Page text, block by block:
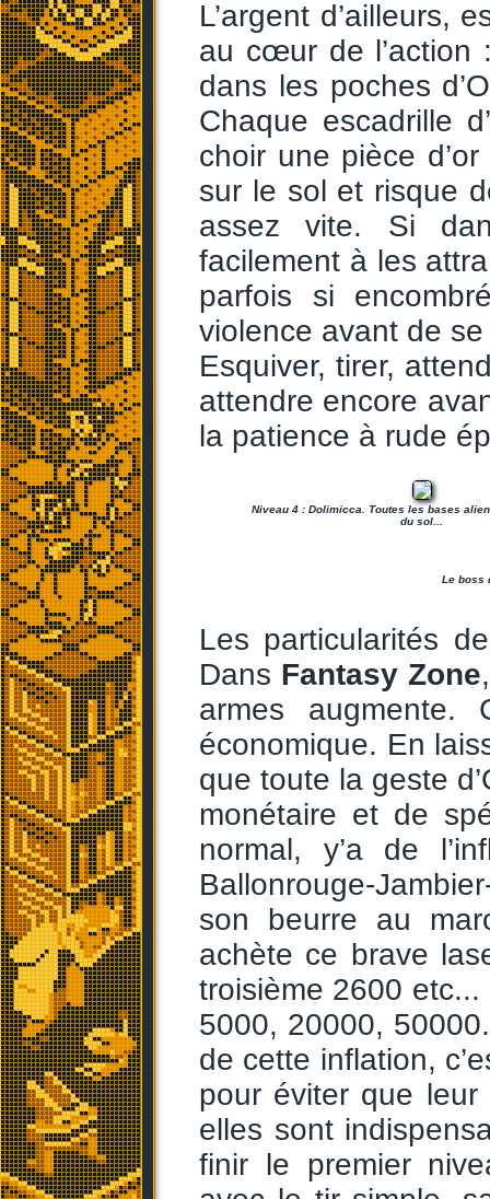
L’argent d’ailleurs,
au cœur de l’action
dans les poches
Chaque escadrille
choir une pièce
sur le sol et risque
assez vite. Si
facilement à les
parfois si
violence avant de
Esquiver, tirer,
attendre encore
la patience à rude
Niveau 4 : Dolimicca. Toutes les bases
du sol...
Le boss
Les particularités
Dans Fantasy Zone
armes augmente.
économique. En
que toute la geste
monétaire et de
normal, y’a de
Ballonrouge-
son beurre au
achète ce brave
troisième 2600 etc...
5000, 20000,
de cette inflation,
pour éviter que
elles sont
finir le premier